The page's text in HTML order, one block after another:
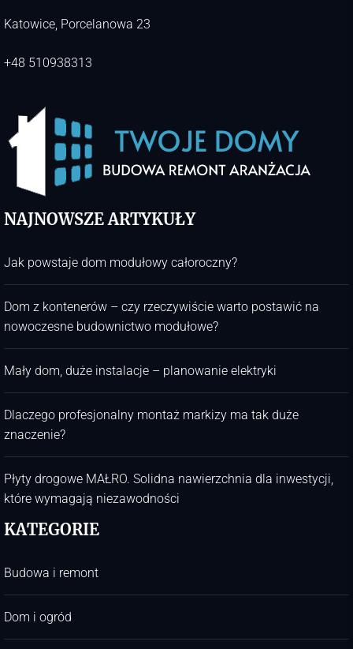
Katowice, Porcelanowa 23
+48 510938313
NAJNOWSZE ARTYKUŁY
Jak powstaje dom modułowy całoroczny?
Dom z kontenerów – czy rzeczywiście warto postawić na
nowoczesne budownictwo modułowe?
Mały dom, duże instalacje – planowanie elektryki
Dlaczego profesjonalny montaż markizy ma tak duże
znaczenie?
Płyty drogowe MAŁRO. Solidna nawierzchnia dla inwestycji,
które wymagają niezawodności
KATEGORIE
Budowa i remont
Dom i ogród